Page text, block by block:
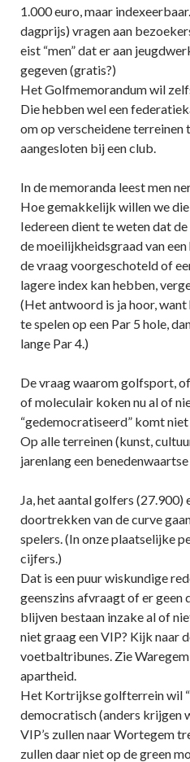
1.000 euro, maar
dagprijs) vragen aan
eist “men” dat er aan
gegeven (gratis?)
Het Golfmemorandum wil
Die hebben wel een
om op verscheidene terreinen
aangesloten bij een club.
In de memoranda leest men
Hoe gemakkelijk willen we
Iedereen dient te weten dat
de moeilijkheidsgraad van
de vraag voorgeschoteld of
lagere index kan hebben,
(Het antwoord is ja hoor,
te spelen op een Par 5 hole,
lange Par 4.)
De vraag waarom golfsport,
of moleculair koken nu al of
“gedemocratiseerd” komt
Op alle terreinen (kunst,
jarenlang een
Ja, het aantal golfers
doortrekken van de curve
spelers. (In onze plaatselijke
cijfers.)
Dat is een puur wiskundige
geenszins afvraagt of er
blijven bestaan inzake al of
niet graag een VIP? Kijk naar
voetbaltribunes. Zie
apartheid.
Het Kortrijkse golfterrein wil
democratisch (anders krijgen
VIP’s zullen naar Wortegem
zullen daar niet op de green